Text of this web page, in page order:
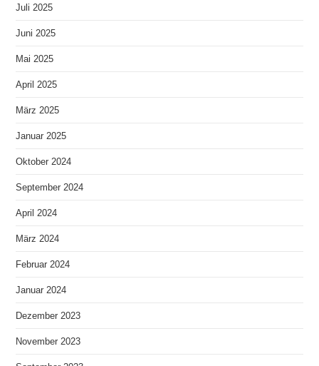
Juli 2025
Juni 2025
Mai 2025
April 2025
März 2025
Januar 2025
Oktober 2024
September 2024
April 2024
März 2024
Februar 2024
Januar 2024
Dezember 2023
November 2023